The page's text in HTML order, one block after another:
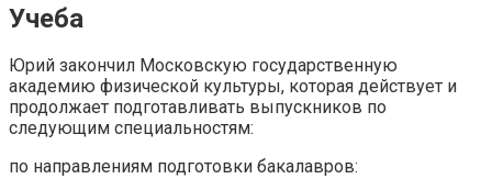
Учеба
Юрий закончил Московскую государственную
академию физической культуры, которая действует и
продолжает подготавливать выпускников по
следующим специальностям:
по направлениям подготовки бакалавров: